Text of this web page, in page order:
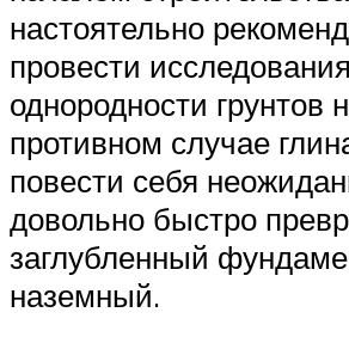
настоятельно
провести
однородности грунтов
противном случае
повести себя
довольно быстро
заглубленный
наземный.